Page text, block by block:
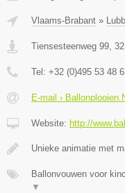
Vlaams-Brabant »
Tiensesteenweg 99,
Tel: +32 (0)495 53 48
E-mail ›
Website: http://
Unieke animatie met
Ballonvouwen voor
▼